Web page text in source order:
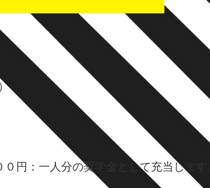
：一人分の奨学金として充当します